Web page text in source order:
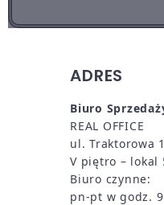
ADRES
Biuro
REAL OFFICE
ul. Traktorowa
V piętro – lokal
Biuro czynne:
pn-pt w godz.